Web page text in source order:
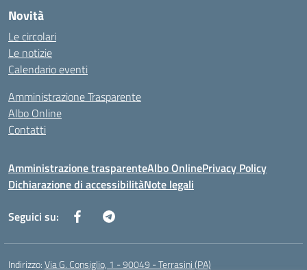
Novità
Le circolari
Le notizie
Calendario eventi
Amministrazione Trasparente
Albo Online
Contatti
Amministrazione trasparenteAlbo OnlinePrivacy Policy
Dichiarazione di accessibilitàNote legali
Seguici su:
Indirizzo:Via G. Consiglio, 1 - 90049 - Terrasini (PA)